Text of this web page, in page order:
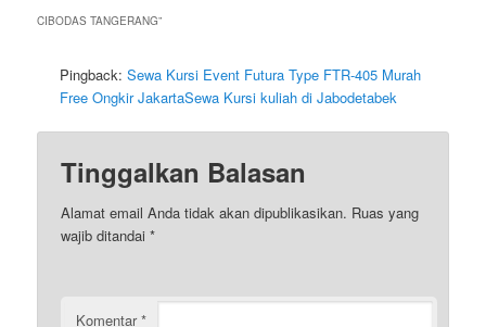
CIBODAS TANGERANG”
Pingback:Sewa Kursi Event Futura Type FTR-405 Murah
Free Ongkir JakartaSewa Kursi kuliah di Jabodetabek
Tinggalkan Balasan
Alamat email Anda tidak akan dipublikasikan. Ruas yang
wajib ditandai*
Komentar*